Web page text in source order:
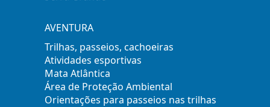
AVENTURA
Trilhas, passeios, cachoeiras
Atividades esportivas
Mata Atlântica
Área de Proteção Ambiental
Orientações para passeios nas trilhas